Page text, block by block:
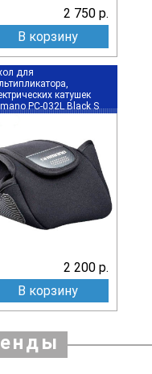
2 750 р.
В корзину
для
катушек
PC-032L Black S
2 200 р.
В корзину